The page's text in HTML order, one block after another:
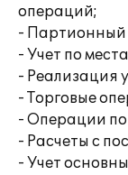
операций;
- Партионный
- Учет по
- Реализация
- Торговые
- Операции по
- Расчеты с
- Учет